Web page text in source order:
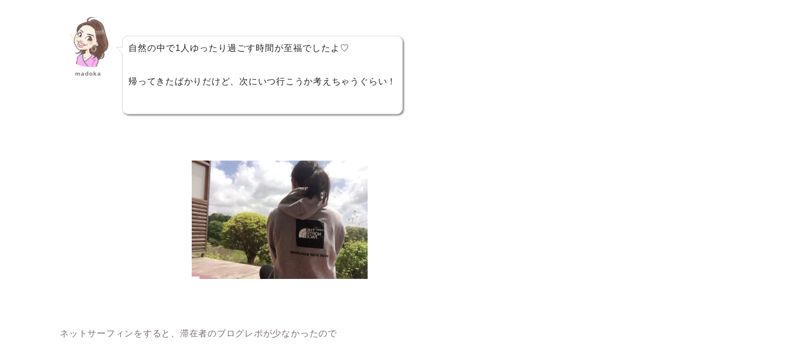
madoka
自然の中で1人ゆったり過ごす時間が至福でしたよ♡
帰ってきたばかりだけど、次にいつ行こうか考えちゃうぐらい！
ネットサーフィンをすると、滞在者のブログレポが少なかったので